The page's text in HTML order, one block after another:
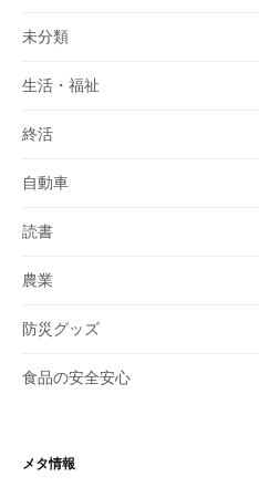
未分類
生活・福祉
終活
自動車
読書
農業
防災グッズ
食品の安全安心
メタ情報